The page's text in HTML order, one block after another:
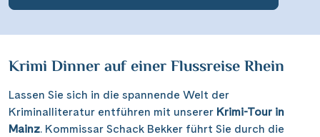
Krimi Dinner auf einer Flussreise Rhein
Lassen Sie sich in die spannende Welt der
Kriminalliteratur entführen mit unserer Krimi-Tour in
Mainz. Kommissar Schack Bekker führt Sie durch die